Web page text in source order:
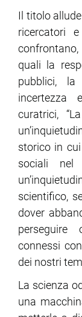
Il titolo
ricercatori
quali la
pubblici,
incertezza
curatrici,
storico in
sociali
scientifico,
dover
perseguire
connessi
dei nostri
La scienza
una